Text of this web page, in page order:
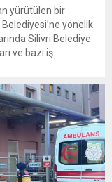
yürütülen bir
yönelik
Silivri Belediye
ve bazı iş
İstanbul’da...